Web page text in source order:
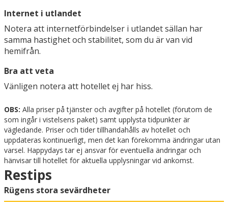
Internet i utlandet
Notera att internetförbindelser i utlandet sällan har
samma hastighet och stabilitet, som du är van vid
hemifrån.
Bra att veta
Vänligen notera att hotellet ej har hiss.
OBS: Alla priser på tjänster och avgifter på hotellet (förutom de
som ingår i vistelsens paket) samt upplysta tidpunkter är
vägledande. Priser och tider tillhandahålls av hotellet och
uppdateras kontinuerligt, men det kan förekomma ändringar utan
varsel. Happydays tar ej ansvar för eventuella ändringar och
hänvisar till hotellet för aktuella upplysningar vid ankomst.
Restips
Rügens stora sevärdheter